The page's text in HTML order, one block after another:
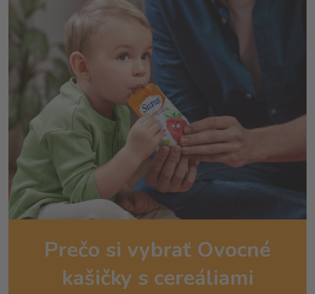
Prečo si vybrať Ovocné
kašičky s cereáliami